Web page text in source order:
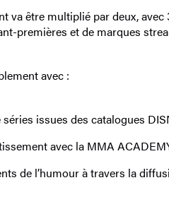
être multiplié par deux,
premières et de marques
avec :
issues des catalogues
avec la MMA
de l’humour à travers la